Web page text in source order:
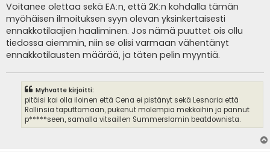
Voitanee olettaa sekä EA:n, että 2K:n kohdalla tämän
myöhäisen ilmoituksen syyn olevan yksinkertaisesti
ennakkotilaajien haaliminen. Jos nämä puuttet ois ollu
tiedossa aiemmin, niin se olisi varmaan vähentänyt
ennakkotilausten määrää, ja täten pelin myyntiä.
Myhvatte kirjoitti:
pitäisi kai olla iloinen että Cena ei pistänyt sekä Lesnaria että
Rollinsia taputtamaan, pukenut molempia mekkoihin ja pannut
p*****seen, samalla vitsaillen Summerslamin beatdownista.